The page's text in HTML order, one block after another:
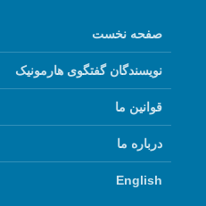
صفحه نخست
نویسندگان گفتگوی هارمونیک
قوانین ما
درباره ما
English